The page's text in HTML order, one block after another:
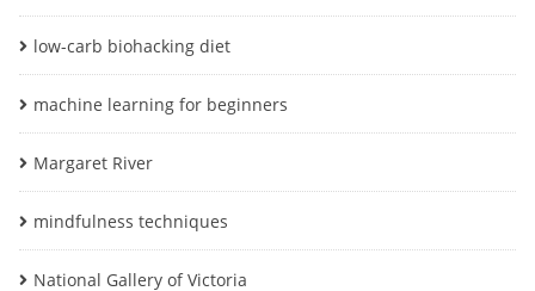
low-carb biohacking diet
machine learning for beginners
Margaret River
mindfulness techniques
National Gallery of Victoria